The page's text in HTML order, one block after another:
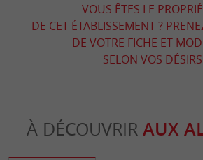
VOUS ÊTES LE
DE CET ÉTABLISSEMENT ?
DE VOTRE FICHE ET
SELON VOS
À DÉCOUVRIR AUX